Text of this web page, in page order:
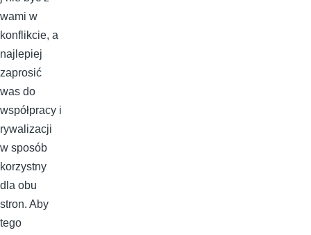
wami w
konflikcie, a
najlepiej
zaprosić
was do
współpracy i
rywalizacji
w sposób
korzystny
dla obu
stron. Aby
tego